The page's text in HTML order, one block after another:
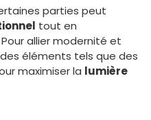
parties peut
tout en
Pour allier modernité et
éléments tels que des
maximiser la lumière